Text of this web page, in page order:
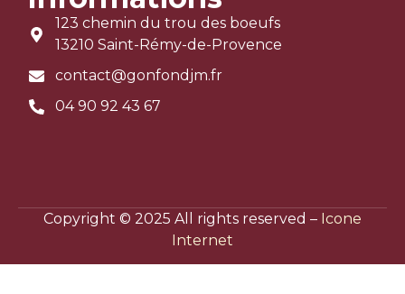
123 chemin du trou des boeufs
13210 Saint-Rémy-de-Provence
contact@gonfondjm.fr
04 90 92 43 67
Copyright © 2025 All rights reserved – Icone
Internet